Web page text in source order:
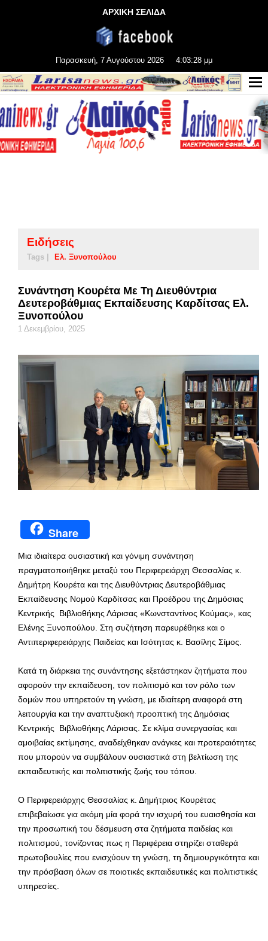
ΑΡΧΙΚΗ ΣΕΛΙΔΑ
Παρασκευή, 7 Αυγούστου 2026 4:03:28 μμ
Ειδήσεις
Tags | Ελ. Ξυνοπούλου
Συνάντηση Κουρέτα Με Τη Διευθύντρια
Δευτεροβάθμιας Εκπαίδευσης Καρδίτσας Ελ.
Ξυνοπούλου
1 Δεκεμβρίου, 2025
Share
Μια ιδιαίτερα ουσιαστική και γόνιμη συνάντηση
πραγματοποιήθηκε μεταξύ του Περιφερειάρχη Θεσσαλίας κ.
Δημήτρη Κουρέτα και της Διευθύντριας Δευτεροβάθμιας
Εκπαίδευσης Νομού Καρδίτσας και Προέδρου της Δημόσιας
Κεντρικής Βιβλιοθήκης Λάρισας «Κωνσταντίνος Κούμας», κας
Ελένης Ξυνοπούλου. Στη συζήτηση παρευρέθηκε και ο
Αντιπεριφερειάρχης Παιδείας και Ισότητας κ. Βασίλης Σίμος.
Κατά τη διάρκεια της συνάντησης εξετάστηκαν ζητήματα που
αφορούν την εκπαίδευση, τον πολιτισμό και τον ρόλο των
δομών που υπηρετούν τη γνώση, με ιδιαίτερη αναφορά στη
λειτουργία και την αναπτυξιακή προοπτική της Δημόσιας
Κεντρικής Βιβλιοθήκης Λάρισας. Σε κλίμα συνεργασίας και
αμοιβαίας εκτίμησης, αναδείχθηκαν ανάγκες και προτεραιότητες
που μπορούν να συμβάλουν ουσιαστικά στη βελτίωση της
εκπαιδευτικής και πολιτιστικής ζωής του τόπου.
Ο Περιφερειάρχης Θεσσαλίας κ. Δημήτριος Κουρέτας
επιβεβαίωσε για ακόμη μία φορά την ισχυρή του ευαισθησία και
την προσωπική του δέσμευση στα ζητήματα παιδείας και
πολιτισμού, τονίζοντας πως η Περιφέρεια στηρίζει σταθερά
πρωτοβουλίες που ενισχύουν τη γνώση, τη δημιουργικότητα και
την πρόσβαση όλων σε ποιοτικές εκπαιδευτικές και πολιτιστικές
υπηρεσίες.